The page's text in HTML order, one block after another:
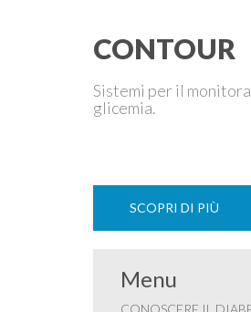
CONTOUR
Sistemi per il
glicemia.
SCOPRI DI PIÙ
Menu
CONOSCERE IL